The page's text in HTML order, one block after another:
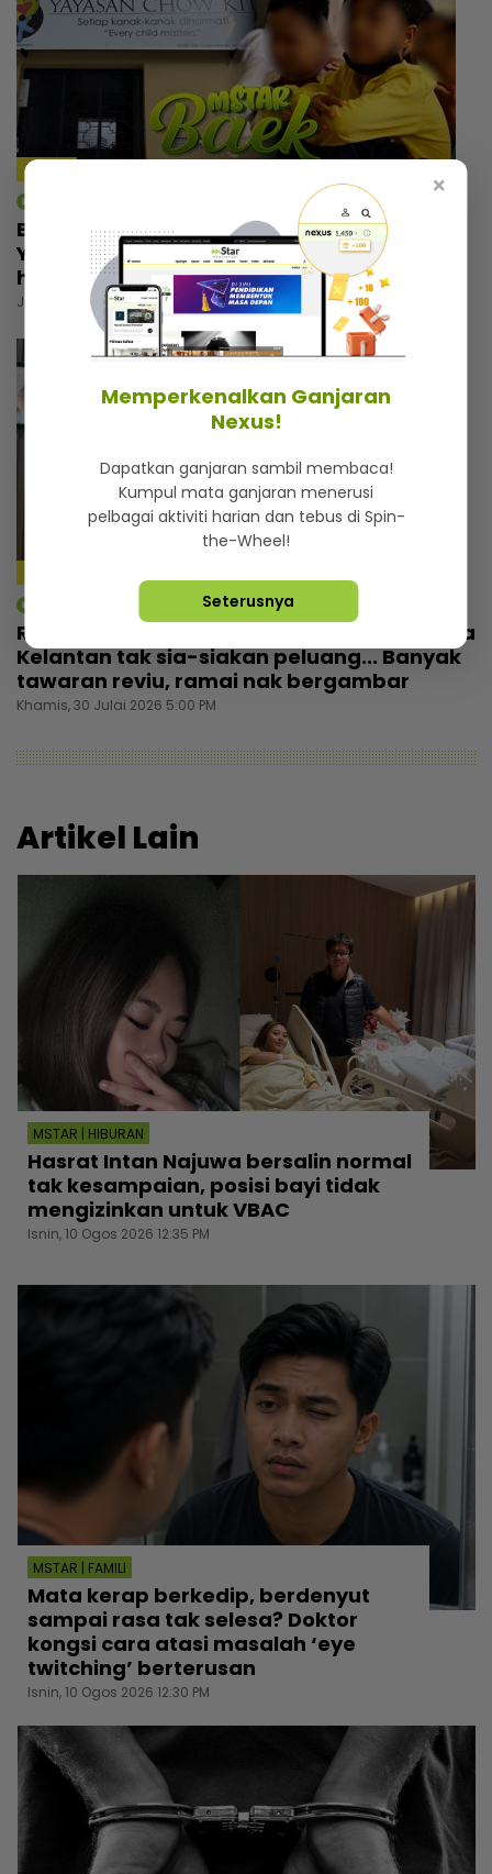
Bukan sekadar tempat berlindung,
Yayasan Chow Kit simpan kisah menyayat
hati
Jumaat, 31 Julai 2026 6:00 PM
Rezeki wajah seiras Lamine Yamal, pemuda
Kelantan tak sia-siakan peluang... Banyak
tawaran reviu, ramai nak bergambar
Khamis, 30 Julai 2026 5:00 PM
Artikel Lain
MSTAR | HIBURAN
Hasrat Intan Najuwa bersalin normal
tak kesampaian, posisi bayi tidak
mengizinkan untuk VBAC
Isnin, 10 Ogos 2026 12:35 PM
MSTAR | FAMILI
Mata kerap berkedip, berdenyut
sampai rasa tak selesa? Doktor
kongsi cara atasi masalah ‘eye
twitching’ berterusan
Isnin, 10 Ogos 2026 12:30 PM
×
Memperkenalkan Ganjaran
Nexus!
Dapatkan ganjaran sambil membaca!
Kumpul mata ganjaran menerusi
pelbagai aktiviti harian dan tebus di Spin-
the-Wheel!
Seterusnya